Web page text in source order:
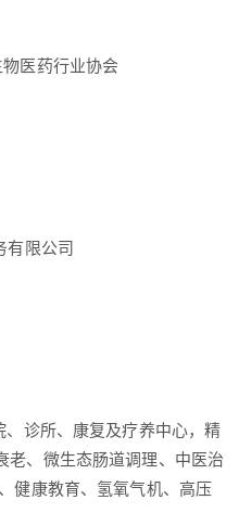
医药行业协会
有限公司
诊所、康复及疗养中心，精
老、微生态肠道调理、中医治
健康教育、氢氧气机、高压